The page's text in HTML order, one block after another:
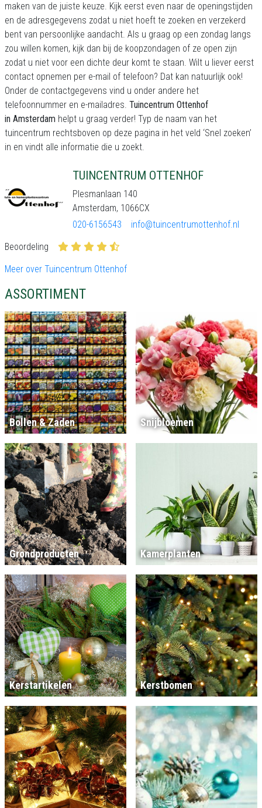
maken van de juiste keuze. Kijk eerst even naar de openingstijden
en de adresgegevens zodat u niet hoeft te zoeken en verzekerd
bent van persoonlijke aandacht. Als u graag op een zondag langs
zou willen komen, kijk dan bij de koopzondagen of ze open zijn
zodat u niet voor een dichte deur komt te staan. Wilt u liever eerst
contact opnemen per e-mail of telefoon? Dat kan natuurlijk ook!
Onder de contactgegevens vind u onder andere het
telefoonnummer en e-mailadres. Tuincentrum Ottenhof
in Amsterdam helpt u graag verder! Typ de naam van het
tuincentrum rechtsboven op deze pagina in het veld ‘Snel zoeken’
in en vindt alle informatie die u zoekt.
TUINCENTRUM OTTENHOF
Plesmanlaan 140
Amsterdam, 1066CX
020-6156543
info@tuincentrumottenhof.nl
Beoordeling
Meer over Tuincentrum Ottenhof
ASSORTIMENT
Bollen & Zaden Snijbloemen
Grondproducten Kamerplanten
Kerstartikelen Kerstbomen